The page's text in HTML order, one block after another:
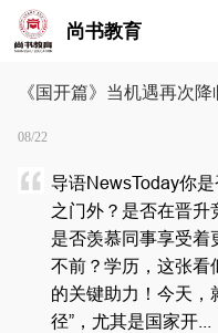
尚书教育
《国开篇》当机遇再次
08/22
导语NewsToday你
之门外？是否在晋升
是否羡慕同事享受着
不前？学历，这张看
的关键助力！今天，
径”，尤其是国家开...